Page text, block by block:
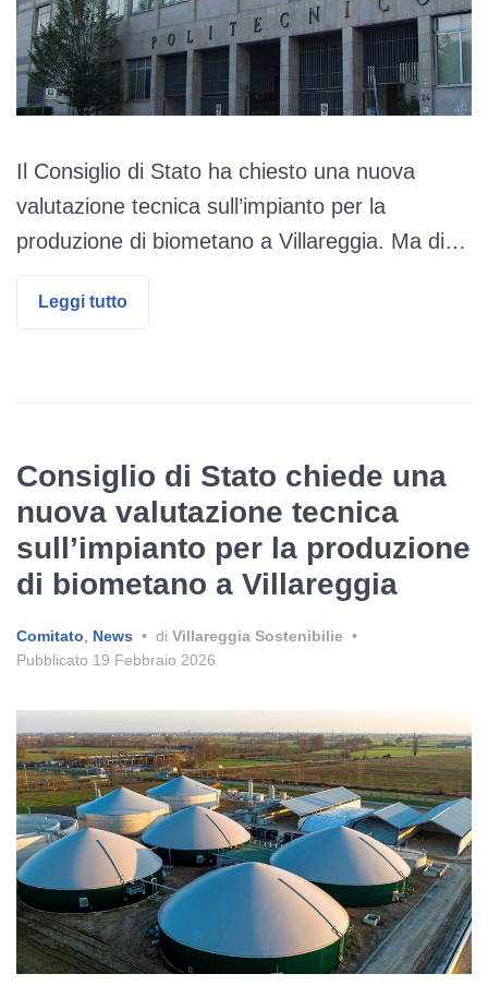
Il Consiglio di Stato ha chiesto una nuova
valutazione tecnica sull’impianto per la
produzione di biometano a Villareggia. Ma di…
Leggi tutto
Consiglio di Stato chiede una
nuova valutazione tecnica
sull’impianto per la produzione
di biometano a Villareggia
Comitato News • di Villareggia Sostenibilie •
Pubblicato 19 Febbraio 2026